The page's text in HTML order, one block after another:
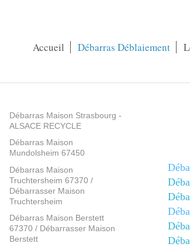
Accueil Débarras Déblaiement
Débarras Maison Strasbourg -
ALSACE RECYCLE
Débarras Maison
Mundolsheim 67450
Débarras Maison
Truchtersheim 67370 /
Débarrasser Maison
Truchtersheim
Débarras Maison Berstett
67370 / Débarrasser Maison
Berstett